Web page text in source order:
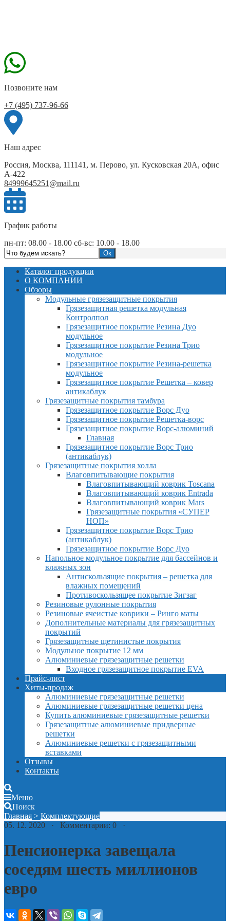
Позвоните нам
+7 (495) 737-96-66
Наш адрес
Россия, Москва, 111141, м. Перово, ул. Кусковская 20А, офис
А-422
84999645251@mail.ru
График работы
пн-пт: 08.00 - 18.00 сб-вс: 10.00 - 18.00
Каталог продукции
О КОМПАНИИ
Обзоры
Модульные грязезащитные покрытия
Грязезащитная решетка модульная
Контролпол
Грязезащитное покрытие Резина Дуо
модульное
Грязезащитное покрытие Резина Трио
модульное
Грязезащитное покрытие Резина-решетка
модульное
Грязезащитное покрытие Решетка – ковер
антикаблук
Грязезащитные покрытия тамбура
Грязезащитное покрытие Ворс Дуо
Грязезащитное покрытие Решетка-ворс
Грязезащитное покрытие Ворс-алюминий
Главная
Грязезащитное покрытие Ворс Трио
(антикаблук)
Грязезащитные покрытия холла
Влаговпитывающие покрытия
Влаговпитывающий коврик Toscana
Влаговпитывающий коврик Entrada
Влаговпитывающий коврик Mars
Грязезащитные покрытия «СУПЕР
НОП»
Грязезащитное покрытие Ворс Трио
(антикаблук)
Грязезащитное покрытие Ворс Дуо
Напольное модульное покрытие для бассейнов и
влажных зон
Антискользящие покрытия – решетка для
влажных помещений
Противоскользящее покрытие Зигзаг
Резиновые рулонные покрытия
Резиновые ячеистые коврики – Ринго маты
Дополнительные материалы для грязезащитных
покрытий
Грязезащитные щетинистые покрытия
Модульное покрытие 12 мм
Алюминиевые грязезащитные решетки
Входное грязезащитное покрытие EVA
Прайс-лист
Хиты-продаж
Алюминиевые грязезащитные решетки
Алюминиевые грязезащитные решетки цена
Купить алюминиевые грязезащитные решетки
Грязезащитные алюминиевые придверные
решетки
Алюминиевые решетки с грязезащитными
вставками
Отзывы
Контакты
Меню
Поиск
Главная > Комплектующие
05. 12. 2020 · Комментарии: 0 ·
Пенсионерка завещала
соседям шесть миллионов
евро